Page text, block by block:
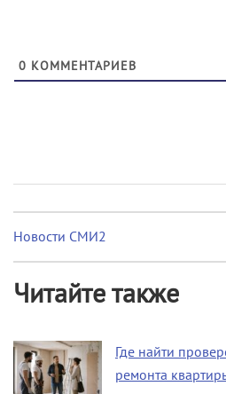
0 КОММЕНТАРИЕВ
Новости СМИ2
Читайте также
Где найти
ремонта